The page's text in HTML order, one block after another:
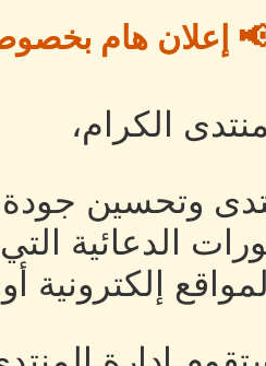
إعلان هام بخصوص
الكرام،
وتحسين
الدعائية
إلكترونية